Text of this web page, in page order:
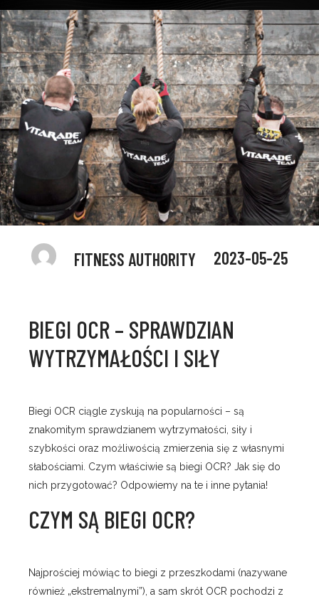
FITNESS AUTHORITY 2023-05-25
BIEGI OCR – SPRAWDZIAN
WYTRZYMAŁOŚCI I SIŁY
Biegi OCR ciągle zyskują na popularności – są
znakomitym sprawdzianem wytrzymałości, siły i
szybkości oraz możliwością zmierzenia się z własnymi
słabościami. Czym właściwie są biegi OCR? Jak się do
nich przygotować? Odpowiemy na te i inne pytania!
CZYM SĄ BIEGI OCR?
Najprościej mówiąc to biegi z przeszkodami (nazywane
również „ekstremalnymi”), a sam skrót OCR pochodzi z